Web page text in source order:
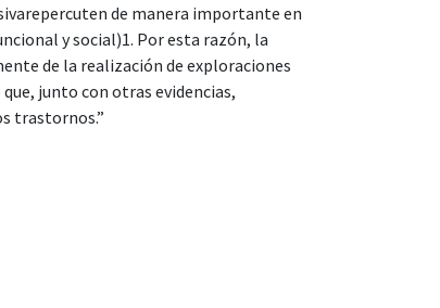
de manera importante en
y social)1. Por esta razón, la
de la realización de exploraciones
junto con otras evidencias,
trastornos.”